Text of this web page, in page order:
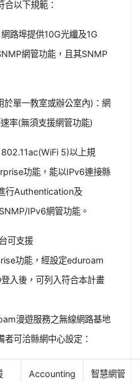
合以下規範：
路埠提供10G光纖及1G
網管功能，且其SNMP
於單一教室或辦公室內)：網
率(無須支援網管功能)
5)以上規
功能，能以IPv6連接縣
行Authentication及
IPv6網管功能。
可支援
功能，經設定eduroam
入後，可列入符合本計畫
漫遊服務之無線網路基地
可洽縣網中心設定：
Accounting
智慧網管